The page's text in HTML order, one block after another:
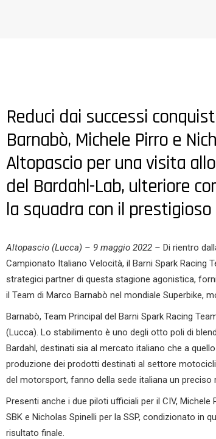
Reduci dai successi
Barnabò, Michele Pirro e
Altopascio per una visita
del Bardahl-Lab, ulteriore
la squadra con il
Altopascio (Lucca) – 9 maggio 2022 – Di rientro
Campionato Italiano Velocità, il Barni Spark Racing
strategici partner di questa stagione agonistica,
il Team di Marco Barnabò nel mondiale Superbike,
Barnabò, Team Principal del Barni Spark Racing
(Lucca). Lo stabilimento è uno degli otto poli di
Bardahl, destinati sia al mercato italiano che a
produzione dei prodotti destinati al settore
del motorsport, fanno della sede italiana un
Presenti anche i due piloti ufficiali per il CIV,
SBK e Nicholas Spinelli per la SSP, condizionato in
risultato finale.